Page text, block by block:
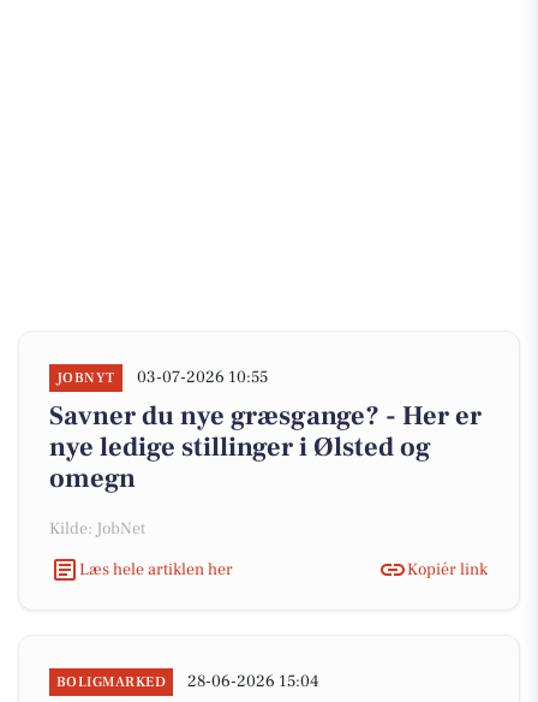
JOBNYT 03-07-2026 10:55
Savner du nye græsgange? - Her er
nye ledige stillinger i Ølsted og
omegn
Kilde: JobNet
Læs hele artiklen her
Kopiér link
BOLIGMARKED 28-06-2026 15:04